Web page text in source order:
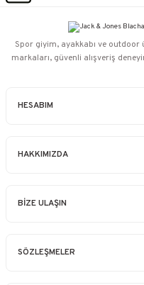
HESABIM
HAKKIMIZDA
BİZE ULAŞIN
SÖZLEŞMELER
Spor giyim, ayakkabı ve
markaları, güvenli alışveriş